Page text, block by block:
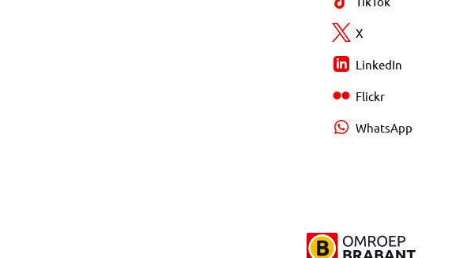
X
LinkedIn
Flickr
WhatsApp